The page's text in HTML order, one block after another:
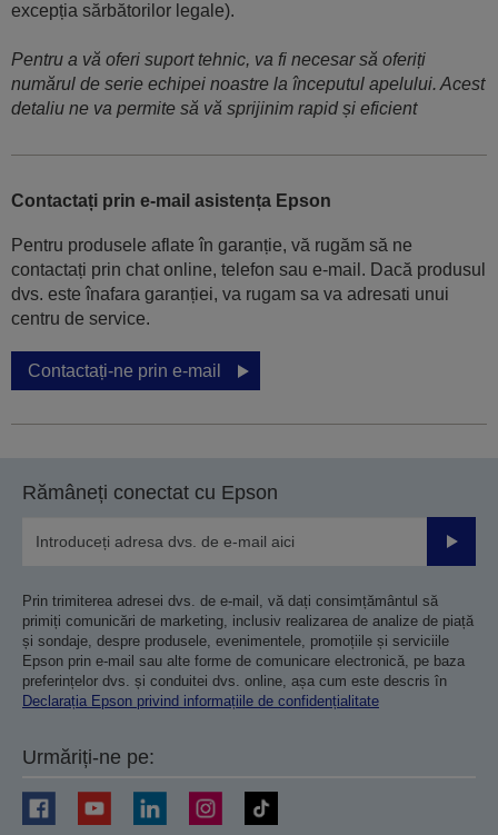
excepția sărbătorilor legale).
Pentru a vă oferi suport tehnic, va fi necesar să oferiți
numărul de serie echipei noastre la începutul apelului. Acest
detaliu ne va permite să vă sprijinim rapid și eficient
Contactați prin e-mail asistența Epson
Pentru produsele aflate în garanție, vă rugăm să ne
contactați prin chat online, telefon sau e-mail. Dacă produsul
dvs. este înafara garanției, va rugam sa va adresati unui
centru de service.
Contactați-ne prin e-mail
Rămâneți conectat cu Epson
Prin trimiterea adresei dvs. de e-mail, vă dați consimțământul să
primiți comunicări de marketing, inclusiv realizarea de analize de piață
și sondaje, despre produsele, evenimentele, promoțiile și serviciile
Epson prin e-mail sau alte forme de comunicare electronică, pe baza
preferințelor dvs. și conduitei dvs. online, așa cum este descris în
Declarația Epson privind informațiile de confidențialitate
Urmăriți-ne pe: